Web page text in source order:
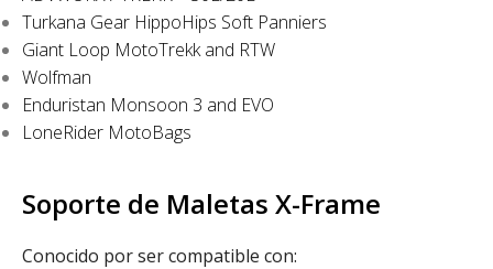
Turkana Gear HippoHips Soft Panniers
Giant Loop MotoTrekk and RTW
Wolfman
Enduristan Monsoon 3 and EVO
LoneRider MotoBags
Soporte de Maletas X-Frame
Conocido por ser compatible con: